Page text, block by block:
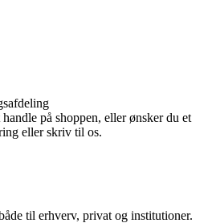
på shoppen, eller ønsker du et
eller skriv til os.
til erhverv, privat og institutioner.